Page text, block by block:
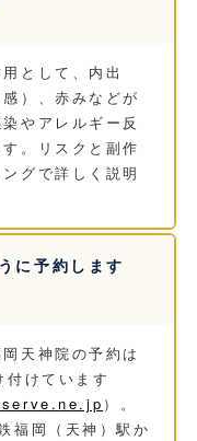
として、内出
）、赤みなどが
やアレルギー反
。リスクと副作
グで詳しく説明
に予約します
天神院の予約は
けています
）。
福岡（天神）駅か